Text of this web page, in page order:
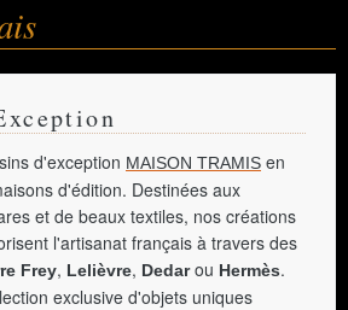
d'exception MAISON TRAMIS en
d'édition. Destinées aux
et de beaux textiles, nos créations
l'artisanat français à travers des
Frey, Lelièvre, Dedarou Hermès.
exclusive d'objets uniques